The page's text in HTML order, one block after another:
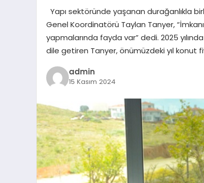
Yapı sektöründe yaşanan durağanlıkla
Genel Koordinatörü Taylan Tanyer,
yapmalarında fayda var” dedi. 2025
dile getiren Tanyer, önümüzdeki yıl konut
admin
15 Kasım 2024